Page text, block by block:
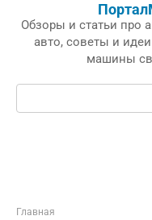
Обзоры и статьи про
авто, советы и
машины
Поиск:
Главная